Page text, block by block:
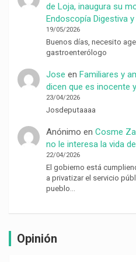
de Loja, inaugura su
Endoscopía Digestiva
19/05/2026
Buenos días, necesito
gastroenterólogo
Jose en Familiares y
dicen que es inocente
23/04/2026
Josdeputaaaa
Anónimo en Cosme
no le interesa la vida
22/04/2026
El gobierno está
a privatizar el servicio
pueblo…
Opinión